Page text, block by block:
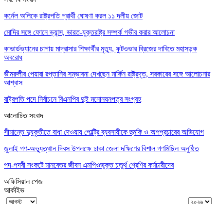
কর্নেল অলিকে রাষ্ট্রপতি প্রার্থী ঘোষণা করল ১১ দলীয় জোট
মোদির সঙ্গে ফোনে ভ্যান্স, ভারত-যুক্তরাষ্ট্র সম্পর্ক গভীর করার আলোচনা
কাভার্ডভ্যানের চাপায় মাদ্রাসার শিক্ষার্থীর মৃত্যু, ফুটওভার ব্রিজের দাবিতে মহাসড়ক
অবরোধ
ভীমরুলীর পেয়ারা রপ্তানির সম্ভাবনা দেখছেন মার্কিন রাষ্ট্রদূত, সরকারের সঙ্গে আলোচনার
আশ্বাস
রাষ্ট্রপতি পদে নির্বাচনে বিএনপির দুই মনোনয়নপত্র সংগ্রহ
আলোচিত সংবাদ
সীমান্তে দুষ্কৃতীতে বাধা দেওয়ায় পোল্ট্রি ব্যবসায়ীকে হুমকি ও অপপ্রচারের অভিযোগ
জুলাই গণ-অভ্যুত্থান দিবস উপলক্ষে ঢাকা জেলা দক্ষিণের বিশাল গণমিছিল অনুষ্ঠিত
পদ-পদবী সংকটে মানবেতর জীবন এমপিওভুক্ত চতুর্থ শ্রেণির কর্মচারীদের
অফিসিয়াল পেজ
আর্কাইভ